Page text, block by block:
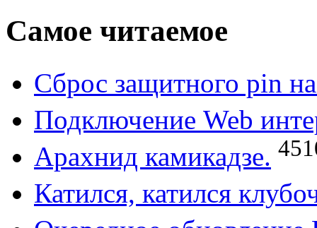
Самое читаемое
Сброс защитного pin
Подключение Web
Арахнид камикадзе.
Катился, катился